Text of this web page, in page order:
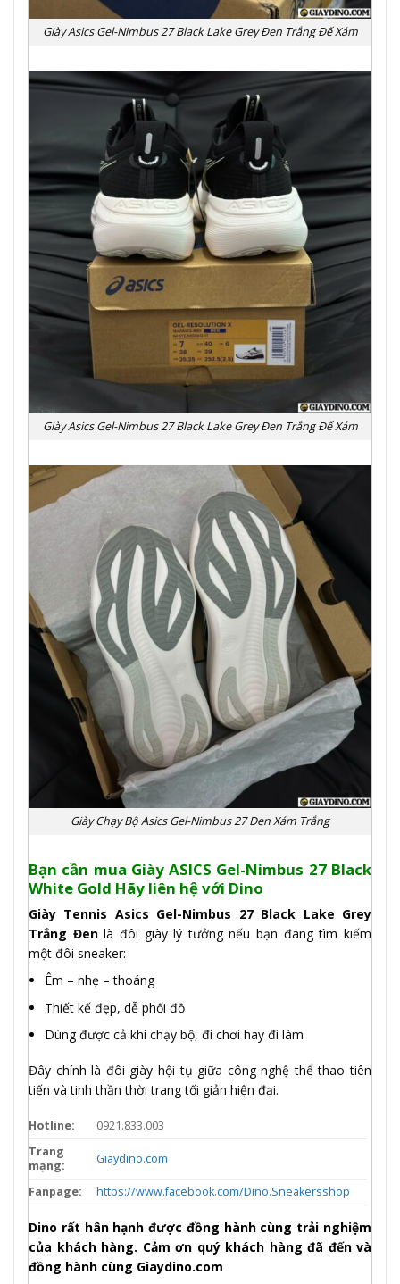
Giày Asics Gel-Nimbus 27 Black Lake Grey Đen Trắng Đế Xám
Giày Asics Gel-Nimbus 27 Black Lake Grey Đen Trắng Đế Xám
Giày Chạy Bộ Asics Gel-Nimbus 27 Đen Xám Trắng
Bạn cần mua Giày ASICS Gel-Nimbus 27 Black
White Gold Hãy liên hệ với Dino
Giày Tennis Asics Gel-Nimbus 27 Black Lake Grey
Trắng Đenlà đôi giày lý tưởng nếu bạn đang tìm kiếm
một đôi sneaker:
Êm – nhẹ – thoáng
Thiết kế đẹp, dễ phối đồ
Dùng được cả khi chạy bộ, đi chơi hay đi làm
Đây chính là đôi giày hội tụ giữa công nghệ thể thao tiên
tiến và tinh thần thời trang tối giản hiện đại.
Hotline:
0921.833.003
Trang
mạng:
Giaydino.com
Fanpage: https://www.facebook.com/Dino.Sneakersshop
Dino rất hân hạnh được đồng hành cùng trải nghiệm
của khách hàng. Cảm ơn quý khách hàng đã đến và
đồng hành cùng Giaydino.com